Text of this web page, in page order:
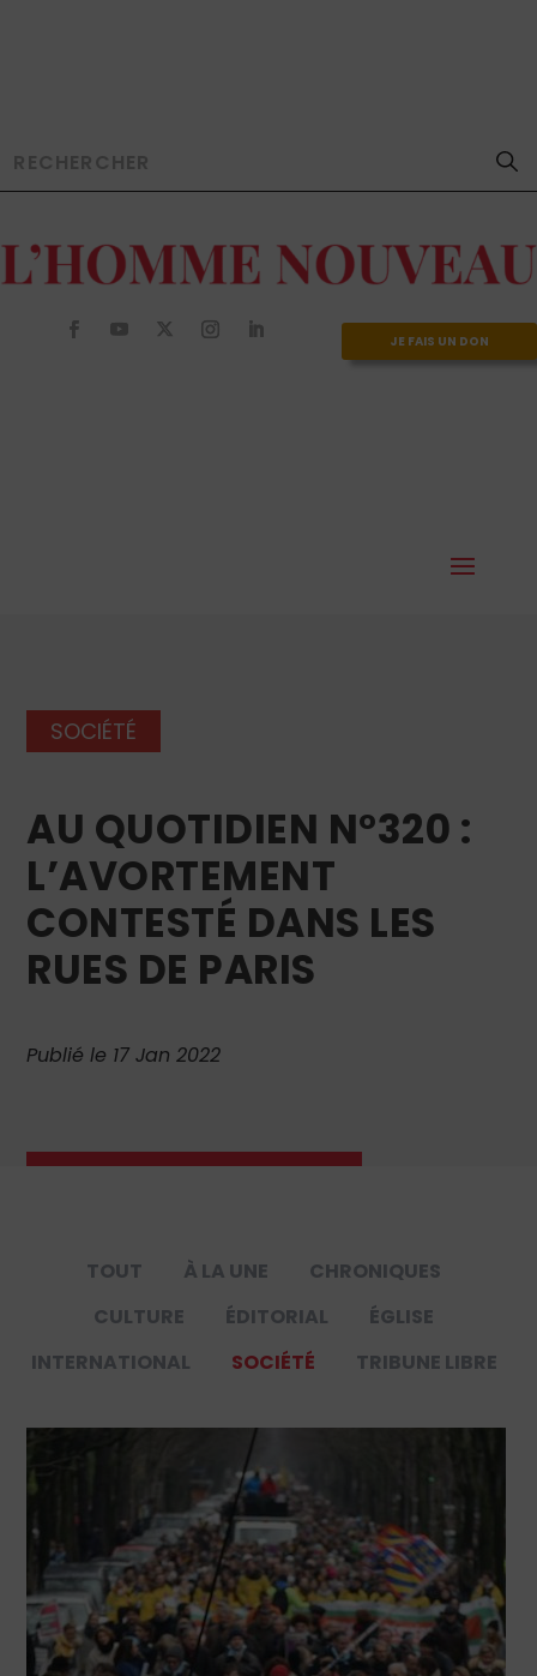
JE FAIS UN DON
SOCIÉTÉ
AU QUOTIDIEN N°320 :
L’AVORTEMENT
CONTESTÉ DANS LES
RUES DE PARIS
Publié le 17 Jan 2022
TOUT À LA UNE
CHRONIQUES
CULTURE
ÉDITORIAL
ÉGLISE
INTERNATIONAL
SOCIÉTÉ TRIBUNE LIBRE